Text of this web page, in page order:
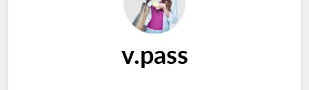
v.pass